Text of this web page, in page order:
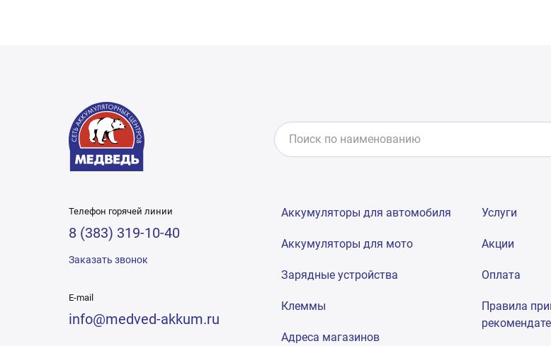
Телефон горячей линии
8 (383) 319-10-40
Заказать звонок
E-mail
info@medved-akkum.ru
Аккумуляторы для автомобиля
Аккумуляторы для мото
Зарядные устройства
Клеммы
Адреса магазинов
Услуги
Акции
Оплата
Правила